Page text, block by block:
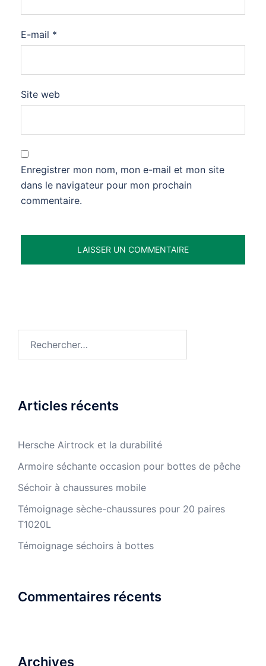
E-mail *
Site web
Enregistrer mon nom, mon e-mail et mon site
dans le navigateur pour mon prochain
commentaire.
Articles récents
Hersche Airtrock et la durabilité
Armoire séchante occasion pour bottes de pêche
Séchoir à chaussures mobile
Témoignage sèche-chaussures pour 20 paires
T1020L
Témoignage séchoirs à bottes
Commentaires récents
Archives